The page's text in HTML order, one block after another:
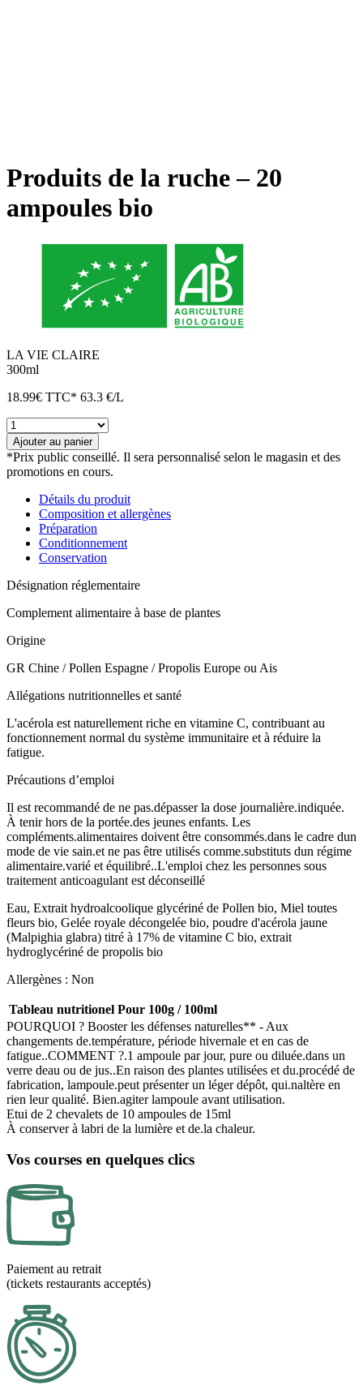
Produits de la ruche – 20
ampoules bio
LA VIE CLAIRE
300ml
18.99€ TTC* 63.3 €/L
quantité
de
Produits
de
la
ruche
ampoules
Ajouter au panier
*Prix public conseillé. Il sera personnalisé selon le magasin et des
promotions en cours.
Détails du produit
Composition et allergènes
Préparation
Conditionnement
Conservation
Désignation réglementaire
Complement alimentaire à base de plantes
Origine
GR Chine / Pollen Espagne / Propolis Europe ou Ais
Allégations nutritionnelles et santé
L'acérola est naturellement riche en vitamine C, contribuant au
fonctionnement normal du système immunitaire et à réduire la
fatigue.
Précautions d’emploi
Il est recommandé de ne pas.dépasser la dose journalière.indiquée.
À tenir hors de la portée.des jeunes enfants. Les
compléments.alimentaires doivent être consommés.dans le cadre dun
mode de vie sain.et ne pas être utilisés comme.substituts dun régime
alimentaire.varié et équilibré..L'emploi chez les personnes sous
traitement anticoagulant est déconseillé
Eau, Extrait hydroalcoolique glycériné de Pollen bio, Miel toutes
fleurs bio, Gelée royale décongelée bio, poudre d'acérola jaune
(Malpighia glabra) titré à 17% de vitamine C bio, extrait
hydroglycériné de propolis bio
Allergènes : Non
Tableau nutritionel Pour 100g / 100ml
POURQUOI ? Booster les défenses naturelles** - Aux
changements de.température, période hivernale et en cas de
fatigue..COMMENT ?.1 ampoule par jour, pure ou diluée.dans un
verre deau ou de jus..En raison des plantes utilisées et du.procédé de
fabrication, lampoule.peut présenter un léger dépôt, qui.naltère en
rien leur qualité. Bien.agiter lampoule avant utilisation.
Etui de 2 chevalets de 10 ampoules de 15ml
À conserver à labri de la lumière et de.la chaleur.
Vos courses en quelques clics
Paiement au retrait
(tickets restaurants acceptés)